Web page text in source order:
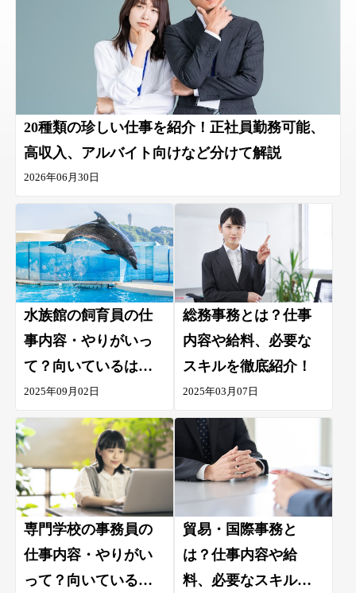
20種類の珍しい仕事を紹介！正社員勤務可能、
高収入、アルバイト向けなど分けて解説
2026年06月30日
水族館の飼育員の仕
事内容・やりがいっ
て？向いているはど
んな人？現役の水族
館の飼育員が解説
2025年09月02日
総務事務とは？仕事
内容や給料、必要な
スキルを徹底紹介！
2025年03月07日
専門学校の事務員の
仕事内容・やりがい
って？向いているは
貿易・国際事務と
は？仕事内容や給
料、必要なスキルに